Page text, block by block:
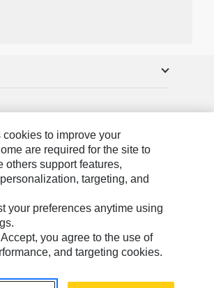
Caterpillar. 保留所有权利.
cookies to improve your
are required for the site to
others support features,
targeting, and
your preferences anytime using
you agree to the use of
and targeting cookies.